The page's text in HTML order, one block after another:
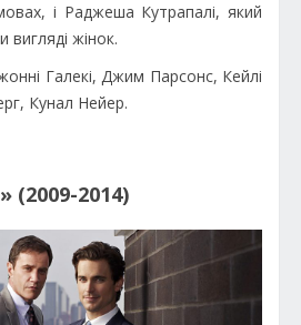
і Раджеша Кутрапалі, який
жінок.
Галекі, Джим Парсонс, Кейлі
Кунал Нейер.
(2009-2014)